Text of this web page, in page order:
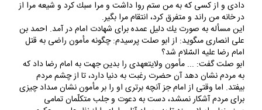
دادى و از كسى كه به من ستم روا داشت و مرا سبك كرد و شيعه مرا از
در خانه من راند و متفرق كرد، انتقام مرا بگير.
اين مسأله به صورت يك دليل عمده براى شهادت امام در آمد. احمد بن
على انصارى مى‏گويد: از ابو صلت پرسيدم: چگونه مأمون راضى به قتل
امام رضا عليه السّلام شد؟
ابو صلت گفت: ... مأمون ولايتعهدى را بدين جهت به امام رضا داد كه
به مردم نشان دهد آن حضرت رغبت به دنيا دارد، تا از چشم مردم
بيفتد. اما وقتى از امام جز آنچه برترى او را بر مأمون نشان مى‏داد چيزى
براى مردم آشكار نمى‏شد، دست به دعوت و جلب متكلّمان تمامى